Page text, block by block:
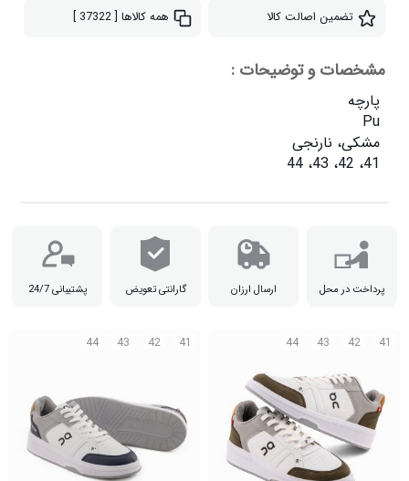
تضمین اصالت کالا همه کالاها [ 37322 ]
مشخصات و توضیحات :
41، 42، 43، 44
پرداخت در محل ارسال ارزان گارانتی تعویض پشتیبانی 24/7
41
42
43
44 41
42
43
44